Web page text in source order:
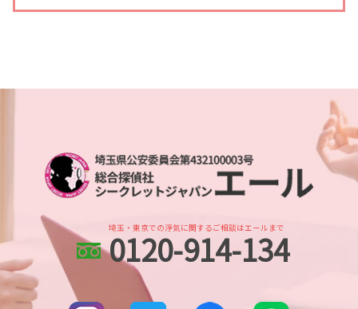
不倫調査 gps
浮気調査 iphone
不倫調査 依頼
社内不倫 きっかけ
身辺調査 探偵
dv被害 対応
身辺調査 結婚
身辺調査 個人
身辺調査 会社
人探し どうしたら
人探し どこまで
家出調査
人探し 探偵 おすすめ
人探し 探偵事務所
人探し
家出調査 必要な情報
所在調査
本川越的場 浮気不倫調査
川口市 line 調査
埼玉県 DV被害 解決策
川越市 スマホ調査
埼玉県 家出調査
土呂 浮気不倫調査
川口市 身辺調査
武蔵浦和 浮気不倫調査
北与野 人探し
埼玉・東京での浮気に関するご相談はエールまで
0120-914-134